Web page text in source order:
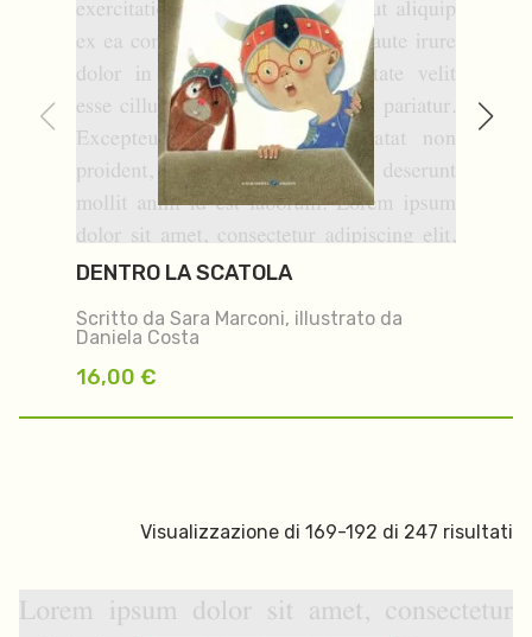
DENTRO LA SCATOLA
Scritto da Sara Marconi, illustrato da
Daniela Costa
16,00 €
Visualizzazione di 169-192 di 247 risultati